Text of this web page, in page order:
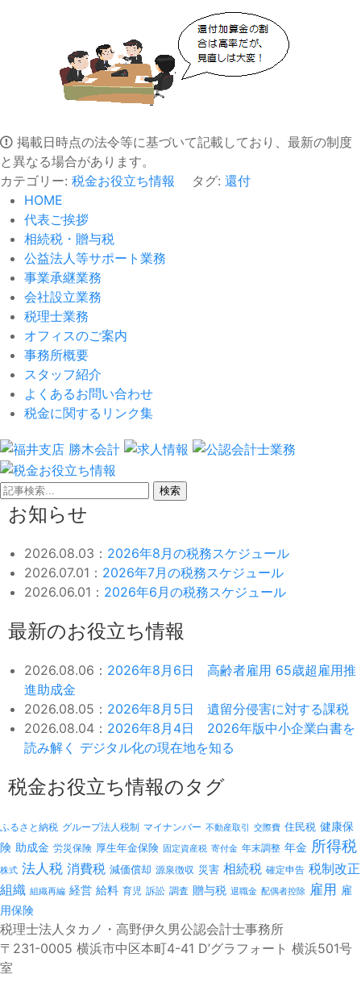
掲載日時点の法令等に基づいて記載しており、最新の制度
と異なる場合があります。
カテゴリー: 税金お役立ち情報 タグ: 還付
HOME
代表ご挨拶
相続税・贈与税
公益法人等サポート業務
事業承継業務
会社設立業務
税理士業務
オフィスのご案内
事務所概要
スタッフ紹介
よくあるお問い合わせ
税金に関するリンク集
検索
お知らせ
2026.08.03： 2026年8月の税務スケジュール
2026.07.01： 2026年7月の税務スケジュール
2026.06.01： 2026年6月の税務スケジュール
最新のお役立ち情報
2026.08.06： 2026年8月6日 高齢者雇用 65歳超雇用推
進助成金
2026.08.05： 2026年8月5日 遺留分侵害に対する課税
2026.08.04： 2026年8月4日 2026年版中小企業白書を
読み解く デジタル化の現在地を知る
税金お役立ち情報のタグ
ふるさと納税 グループ法人税制 マイナンバー 不動産取引 交際費 住民税 健康保
険 助成金 労災保険 厚生年金保険 固定資産税 寄付金 年末調整 年金 所得税
株式 法人税 消費税 減価償却 源泉徴収 災害 相続税 確定申告 税制改正
組織 組織再編 経営 給料 育児 訴訟 調査 贈与税 退職金 配偶者控除 雇用 雇
用保険
税理士法人タカノ・高野伊久男公認会計士事務所
〒231-0005 横浜市中区本町4-41 D’グラフォート 横浜501号
室